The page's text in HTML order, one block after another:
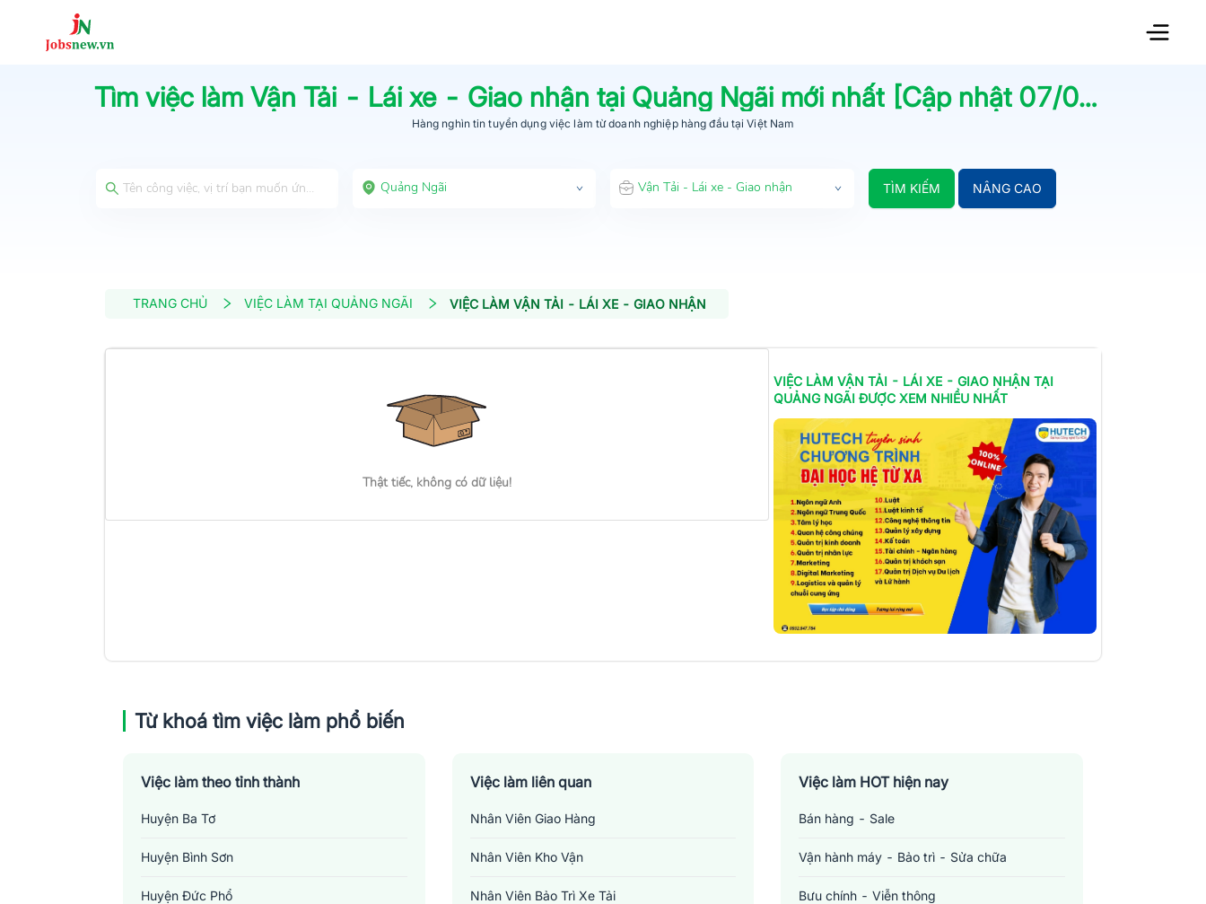
Tìm việc làm Vận Tải - Lái xe - Giao nhận tại Quảng Ngãimới nhất [Cập nhật 07/08/2026
Hàng nghìn tin tuyển dụng việc làm từdoanh nghiệp hàng đầutại Việt Nam
Quảng Ngãi Vận Tải - Lái xe - Giao nhận TÌM KIẾM NÂNG CAO
TRANG CHỦ VIỆC LÀM TẠI QUẢNG NGÃI VIỆC LÀM VẬN TẢI - LÁI XE - GIAO NHẬN
Thật tiếc, không có dữ liệu!
VIỆC LÀM VẬN TẢI - LÁI XE - GIAO NHẬN TẠI
QUẢNG NGÃI ĐƯỢC XEM NHIỀU NHẤT
Từ khoá tìm việc làm phổ biến
Việc làm theo tỉnh thành
Huyện Ba Tơ
Huyện Bình Sơn
Huyện Đức Phổ
Việc làm liên quan
Nhân Viên Giao Hàng
Nhân Viên Kho Vận
Nhân Viên Bảo Trì Xe Tải
Việc làm HOT hiện nay
Bán hàng - Sale
Vận hành máy - Bảo trì - Sửa chữa
Bưu chính - Viễn thông